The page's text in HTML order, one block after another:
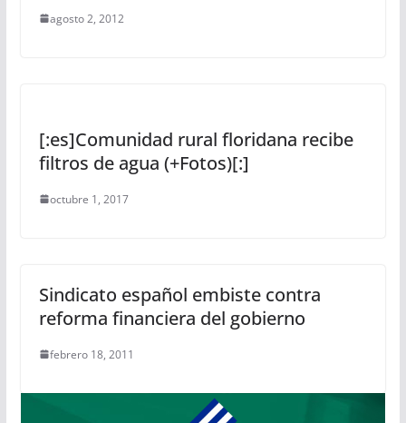
agosto 2, 2012
[:es]Comunidad rural floridana recibe
filtros de agua (+Fotos)[:]
octubre 1, 2017
Sindicato español embiste contra
reforma financiera del gobierno
febrero 18, 2011